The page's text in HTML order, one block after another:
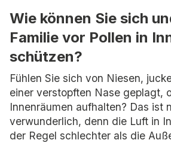
Wie können Sie sich
Familie vor Pollen in
schützen?
Fühlen Sie sich von Niesen,
einer verstopften Nase geplagt,
Innenräumen aufhalten? Das ist
verwunderlich, denn die Luft in
der Regel schlechter als die